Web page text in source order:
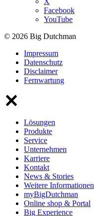
Facebook
YouTube
© 2026 Big Dutchman
Impressum
Datenschutz
Disclaimer
Fernwartung
Lösungen
Produkte
Service
Unternehmen
Karriere
Kontakt
News & Stories
Weitere Informationen
myBigDutchman
Online shop & Portal
Big Experience